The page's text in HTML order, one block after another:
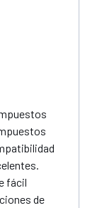
fácil
de